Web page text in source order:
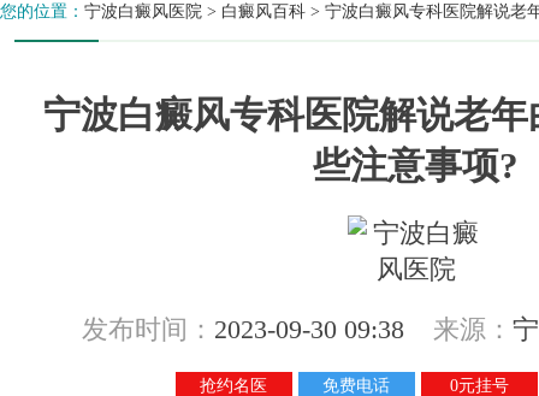
您的位置： 宁波白癜风医院 > 白癜风百科 > 宁波白癜风专科医院解说老
宁波白癜风专科医院解说老
些注意事项?
发布时间： 2023-09-30 09:38 来源：
抢约名医 免费电话 0元挂号